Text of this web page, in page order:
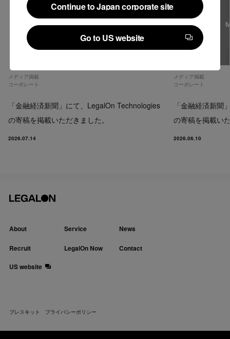
Continue to Japan corporate site
Continue to Japan corporate site
Go to US website
Go to US website
メディア掲載
コーポレート
「金融経済新聞」にて、LegalOn Technologies
の寄稿を掲載いただきました。
2026.07.14
メディア掲載
コーポレート
「金融経済新聞
の寄稿を掲載い
2026.06.10
About Service News
Recruit LegalOn Now
Contact
US website
プレスキット プライバシーポリシー